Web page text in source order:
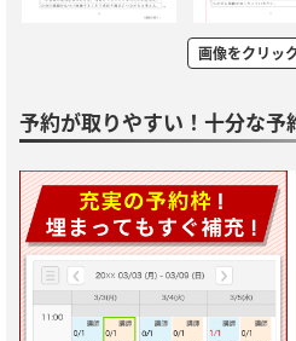
画像をクリッ
予約が取りやすい！十分な予